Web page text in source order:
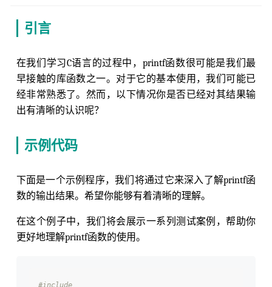
引言
在我们学习C语言的过程中，printf函数很可能是我们最
早接触的库函数之一。对于它的基本使用，我们可能已
经非常熟悉了。然而，以下情况你是否已经对其结果输
出有清晰的认识呢？
示例代码
下面是一个示例程序，我们将通过它来深入了解printf函
数的输出结果。希望你能够有着清晰的理解。
在这个例子中，我们将会展示一系列测试案例，帮助你
更好地理解printf函数的使用。
#include